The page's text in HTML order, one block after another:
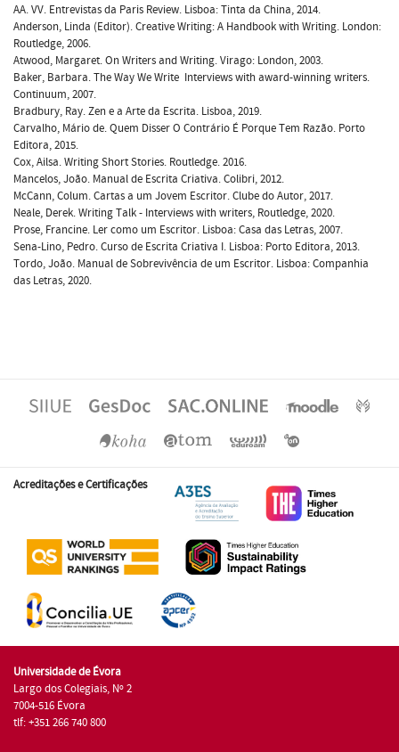
AA. VV. Entrevistas da Paris Review. Lisboa: Tinta da China, 2014.
Anderson, Linda (Editor). Creative Writing: A Handbook with Writing. London:
Routledge, 2006.
Atwood, Margaret. On Writers and Writing. Virago: London, 2003.
Baker, Barbara. The Way We Write  Interviews with award-winning writers.
Continuum, 2007.
Bradbury, Ray. Zen e a Arte da Escrita. Lisboa, 2019.
Carvalho, Mário de. Quem Disser O Contrário É Porque Tem Razão. Porto
Editora, 2015.
Cox, Ailsa. Writing Short Stories. Routledge. 2016.
Mancelos, João. Manual de Escrita Criativa. Colibri, 2012.
McCann, Colum. Cartas a um Jovem Escritor. Clube do Autor, 2017.
Neale, Derek. Writing Talk - Interviews with writers, Routledge, 2020.
Prose, Francine. Ler como um Escritor. Lisboa: Casa das Letras, 2007.
Sena-Lino, Pedro. Curso de Escrita Criativa I. Lisboa: Porto Editora, 2013.
Tordo, João. Manual de Sobrevivência de um Escritor. Lisboa: Companhia
das Letras, 2020.
Acreditações e Certificações
Universidade de Évora
Largo dos Colegiais, Nº 2
7004-516 Évora
tlf: +351 266 740 800